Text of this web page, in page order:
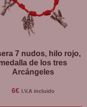
7 nudos, hilo rojo,
de los tres
Arcángeles
6€ I.V.A incluido